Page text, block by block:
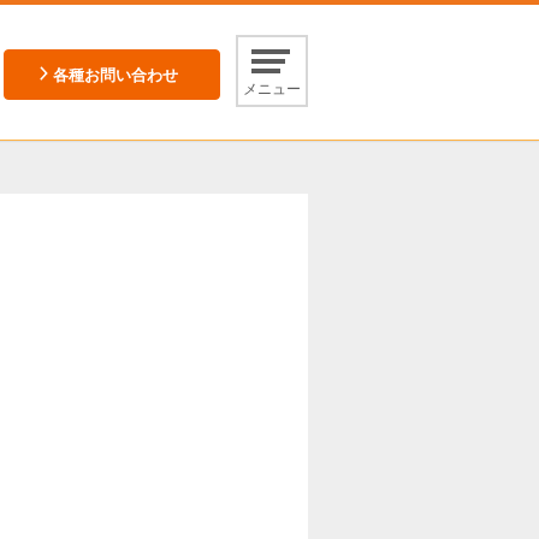
各種お問い合わせ
メニュー